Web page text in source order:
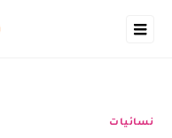
نسائيات